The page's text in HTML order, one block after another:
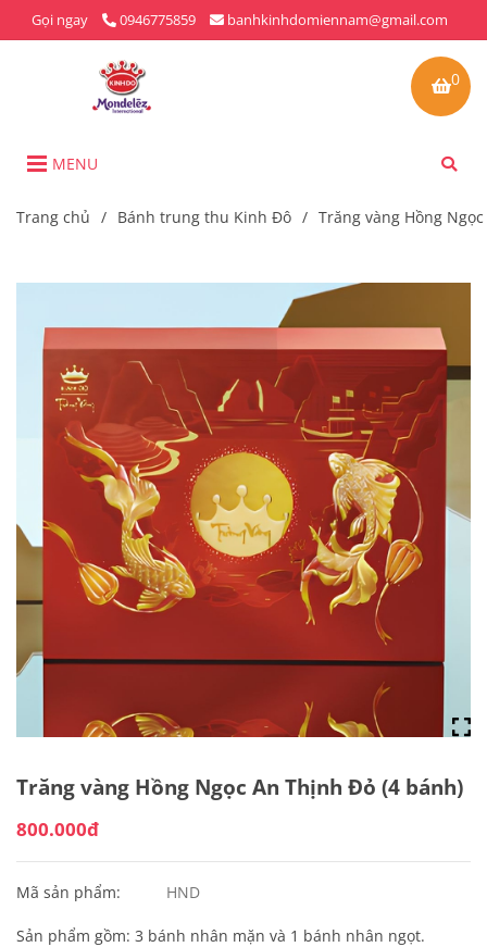
Gọi ngay 0946775859 banhkinhdomiennam@gmail.com
0
MENU
Trang chủ / Bánh trung thu Kinh Đô / Trăng vàng Hồng
Trăng vàng Hồng Ngọc An Thịnh Đỏ (4 bánh)
800.000đ
Mã sản phẩm: HND
Sản phẩm gồm: 3 bánh nhân mặn và 1 bánh nhân ngọt.